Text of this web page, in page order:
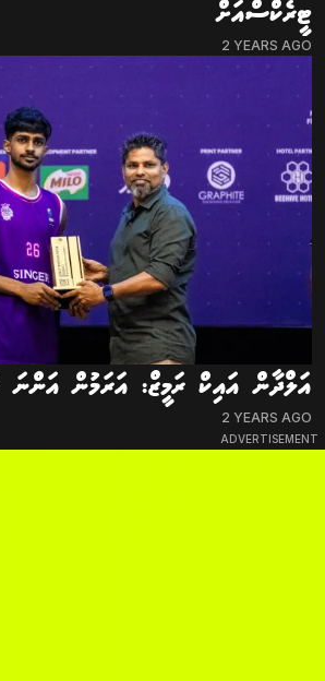
ADVERTISEMENT
ޓީރެކްސްއަށް
2 YEARS AGO
އަލްދާން އައިކް ރަމީޒް: އަރަމުން އަންނަ
2 YEARS AGO